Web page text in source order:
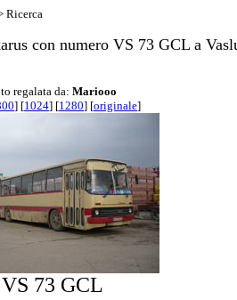
Ricerca
con numero VS 73 GCL a
regalata da: Mariooo
] [1024] [1280] [originale]
VS 73 GCL